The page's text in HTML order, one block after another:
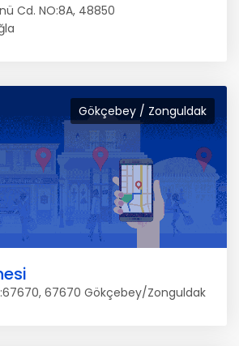
Cd. NO:8A, 48850
Gökçebey / Zonguldak
67670 Gökçebey/Zonguldak